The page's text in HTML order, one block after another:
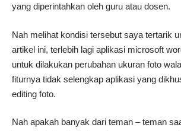
yang diperintahkan oleh guru atau dosen.
Nah melihat kondisi tersebut saya tertarik
artikel ini, terlebih lagi aplikasi microsoft
untuk dilakukan perubahan ukuran foto
fiturnya tidak selengkap aplikasi yang
editing foto.
Nah apakah banyak dari teman – teman